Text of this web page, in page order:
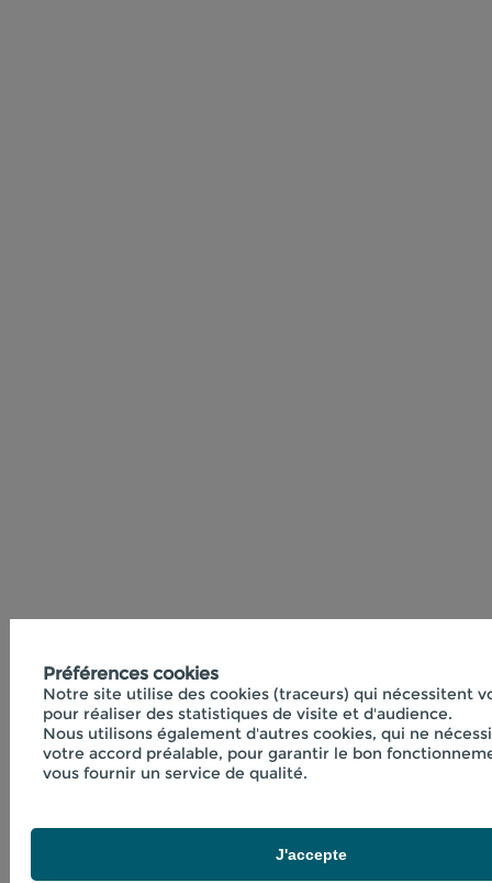
Préférences cookies
Notre site utilise des cookies (traceurs) qui nécessitent
pour réaliser des statistiques de visite et d'audience.
Nous utilisons également d'autres cookies, qui ne
votre accord préalable, pour garantir le bon
vous fournir un service de qualité.
J'accepte